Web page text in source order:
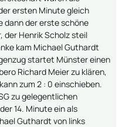
ersten Minute gleich
dann der erste schöne
der Henrik Scholz steil
kam Michael Guthardt
startet Münster einen
Richard Meier zu klären,
zum 2 : 0 einschieben.
zu gelegentlichen
14. Minute ein als
Guthardt von links